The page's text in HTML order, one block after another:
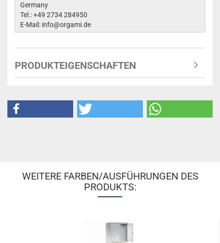
Germany
Tel.: +49 2734 284950
E-Mail: info@orgami.de
PRODUKTEIGENSCHAFTEN
WEITERE FARBEN/AUSFÜHRUNGEN DES
PRODUKTS: